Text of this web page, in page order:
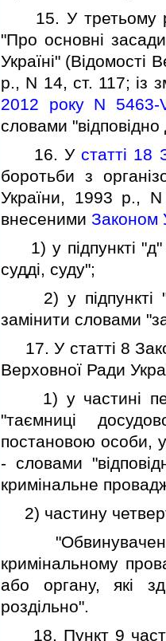
15. У третьому
"Про основнi
Українi" (Вiдомостi
р., N 14, ст. 117; iз
2012 року N 5463-
словами "вiдповiдно
16. Устаттi 18
боротьби з
України, 1993 р.,
внесеними Законом
1) у пiдпунктi "д"
суддi, суду";
2) у пiдпунктi "б"
замiнити словами
17. У статтi 8
Верховної Ради
1) у частинi
"таємницi
постановою особи,
- словами
кримiнальне
2) частину
кримiнальному
або органу, якi
роздiльно".
18. Пункт 9